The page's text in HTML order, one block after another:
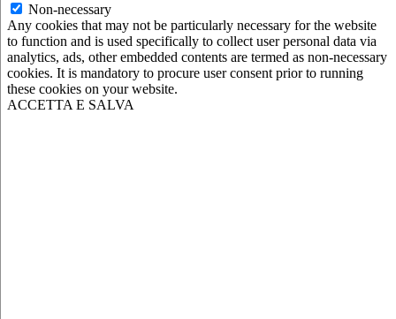
Non-necessary
Any cookies that may not be particularly necessary for the website
to function and is used specifically to collect user personal data via
analytics, ads, other embedded contents are termed as non-necessary
cookies. It is mandatory to procure user consent prior to running
these cookies on your website.
ACCETTA E SALVA